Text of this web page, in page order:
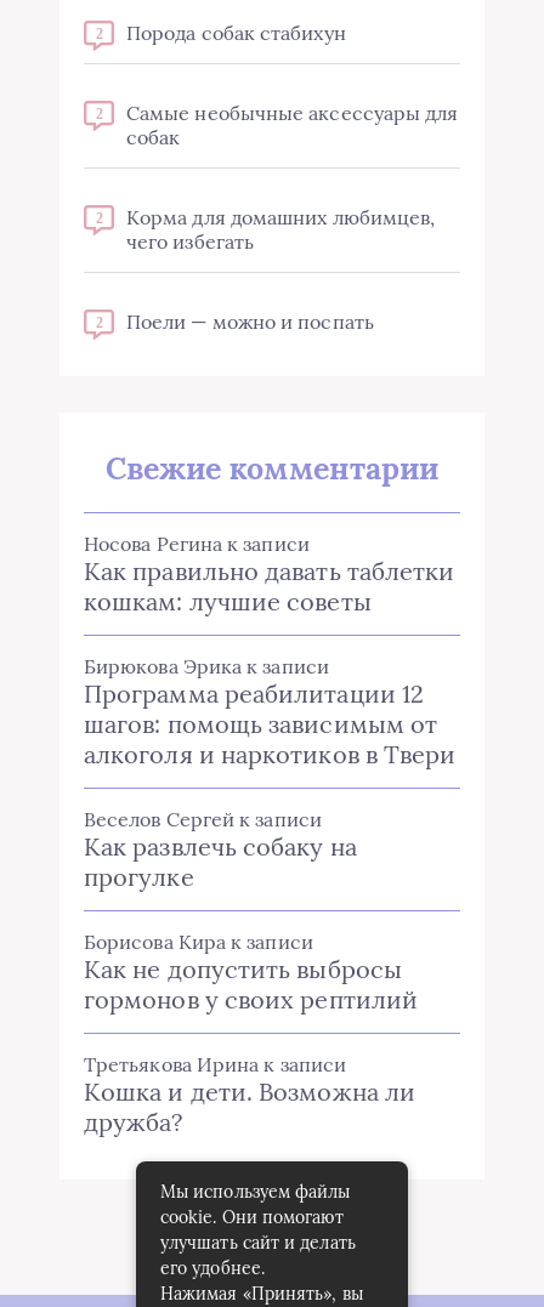
2 Порода собак стабихун
2
Самые необычные аксессуары для
собак
2
Корма для домашних любимцев,
чего избегать
2 Поели — можно и поспать
Свежие комментарии
Носова Регина к записи
Как правильно давать таблетки
кошкам: лучшие советы
Бирюкова Эрика к записи
Программа реабилитации 12
шагов: помощь зависимым от
алкоголя и наркотиков в Твери
Веселов Сергей к записи
Как развлечь собаку на
прогулке
Борисова Кира к записи
Как не допустить выбросы
гормонов у своих рептилий
Третьякова Ирина к записи
Кошка и дети. Возможна ли
дружба?
Мы используем файлы
cookie. Они помогают
улучшать сайт и делать
его удобнее.
Нажимая «Принять», вы